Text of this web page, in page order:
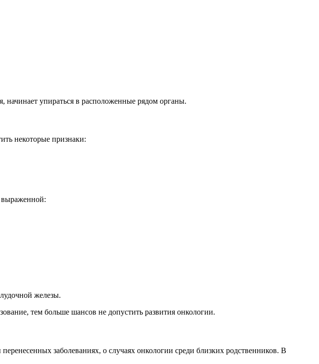
начинает упираться в расположенные рядом органы.
некоторые признаки:
выраженной:
железы.
тем больше шансов не допустить развития онкологии.
заболеваниях, о случаях онкологии среди близких родственников. В